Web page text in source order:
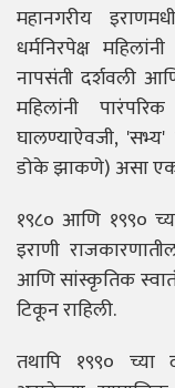
महानगरीय
धर्मनिरपेक्ष
नापसंती दर्शवली
महिलांनी
घालण्याऐवजी,
डोके झाकणे) असा एक
१९८० आणि १९९० च्या
इराणी
आणि सांस्कृतिक
टिकून राहिली.
तथापि १९९० च्या